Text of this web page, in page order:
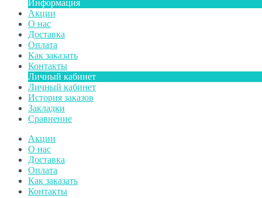
Информация
Акции
О нас
Доставка
Оплата
Как заказать
Контакты
Личный кабинет
Личный кабинет
История заказов
Закладки
Сравнение
Акции
О нас
Доставка
Оплата
Как заказать
Контакты